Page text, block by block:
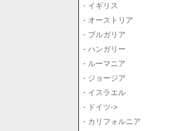
- イギリス
- オーストリア
- ブルガリア
- ハンガリー
- ルーマニア
- ジョージア
- イスラエル
- ドイツ->
- カリフォルニア